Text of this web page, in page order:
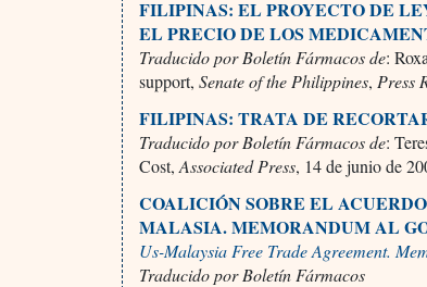
FILIPINAS: EL PROYECTO DE
EL PRECIO DE LOS
Traducido por Boletín Fármacos de:
support,Senate of the Philippines, Press
FILIPINAS: TRATA DE
Traducido por Boletín Fármacos de:
Cost,Associated Press, 14 de junio de
COALICIÓN SOBRE EL
MALASIA. MEMORANDUM AL
Us-Malaysia Free Trade Agreement.
Traducido por Boletín Fármacos